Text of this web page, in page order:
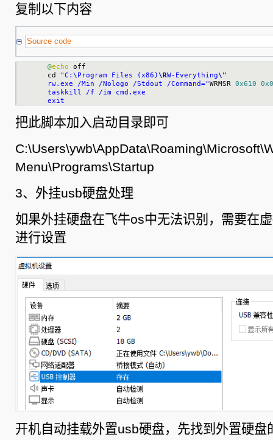
复制以下内容
Source code
@echo off
cd "C:\Program Files (x86)\RW-Everything\"
rw.exe /Min /Nologo /Stdout /Command="WRMSR 0x610
taskkill /f /im cmd.exe
exit
把此脚本加入启动目录即可
Menu\Programs\Startup
3、外挂usb硬盘处理
如果外挂硬盘在飞牛os中无法识别，需要在
进行设置
开机自动挂载外置usb硬盘，先找到外置硬